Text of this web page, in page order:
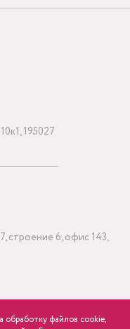
195027
строение 6, офис 143,
НОВОСТИ
обработку файлов cookie,